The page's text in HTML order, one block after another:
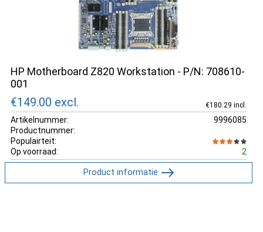
HP Motherboard Z820 Workstation - P/N: 708610-
001
€149.00 excl. €180.29 incl.
Artikelnummer:
9996085
Productnummer:
Populairteit:
Op voorraad:
2
Product informatie